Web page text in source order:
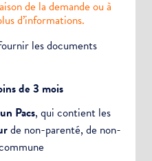
de la demande ou à
d’informations.
les documents
de 3 mois
Pacs, qui contient les
de non-parenté, de non-